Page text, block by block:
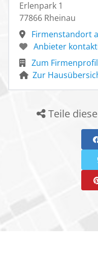
Erlenpark 1
77866 Rheinau
Firmenstandort
Anbieter
Zum Firmenprofil
Zur
Teile